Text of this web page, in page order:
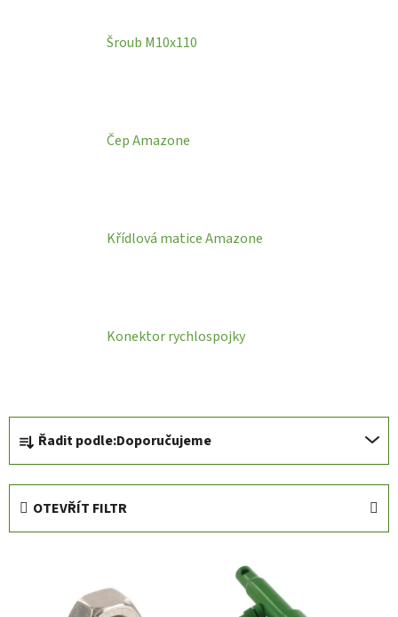
Šroub M10x110
Čep Amazone
Křídlová matice Amazone
Konektor rychlospojky
a
z
Řadit podle:Doporučujeme
OTEVŘÍT FILTR